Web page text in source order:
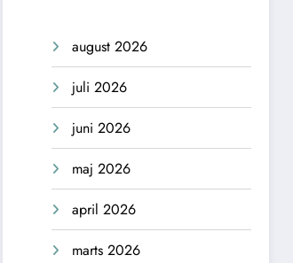
august 2026
juli 2026
juni 2026
maj 2026
april 2026
marts 2026